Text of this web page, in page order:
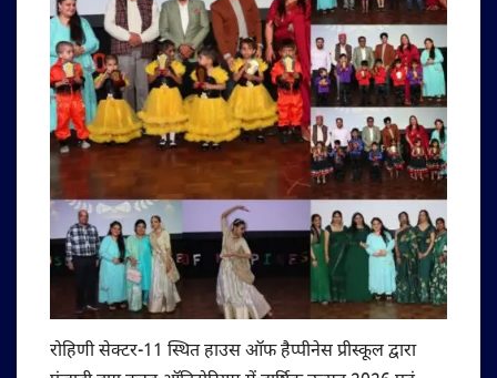
रोहिणी सेक्टर-11 स्थित हाउस ऑफ हैप्पीनेस प्रीस्कूल द्वारा